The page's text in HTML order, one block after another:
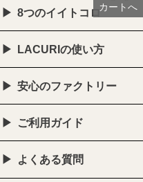
カートへ
8つのイイトコロ
LACURIの使い方
安心のファクトリー
ご利用ガイド
よくある質問